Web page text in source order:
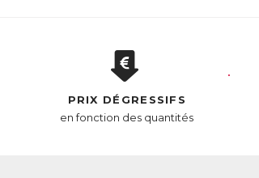
PRIX DÉGRESSIFS
en fonction des quantités